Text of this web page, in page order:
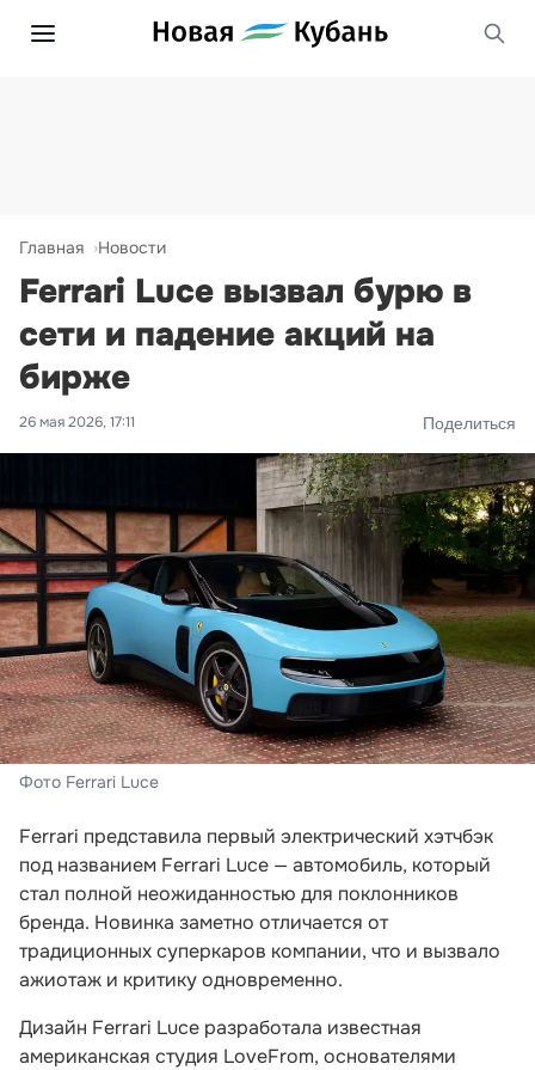
Главная Новости
Ferrari Luce вызвал бурю в
сети и падение акций на
бирже
26 мая 2026, 17:11 Поделиться
Фото Ferrari Luce
Ferrari представила первый электрический хэтчбэк
под названием Ferrari Luce — автомобиль, который
стал полной неожиданностью для поклонников
бренда. Новинка заметно отличается от
традиционных суперкаров компании, что и вызвало
ажиотаж и критику одновременно.
Дизайн Ferrari Luce разработала известная
американская студия LoveFrom, основателями